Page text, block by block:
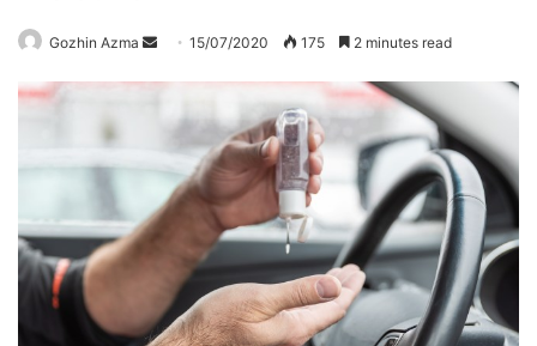
Gozhin Azma
Send15/07/2020 175 2 minutes read